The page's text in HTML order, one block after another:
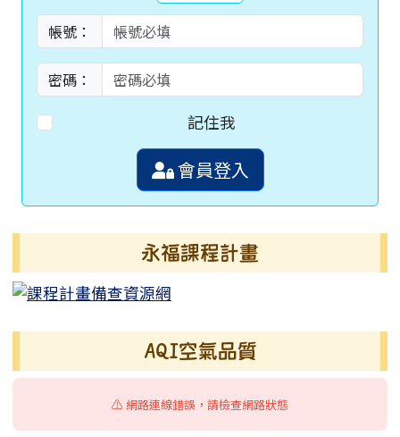
帳號：
密碼：
記住我
會員登入
永福課程計畫
AQI空氣品質
⚠️ 網路連線錯誤，請檢查網路狀態